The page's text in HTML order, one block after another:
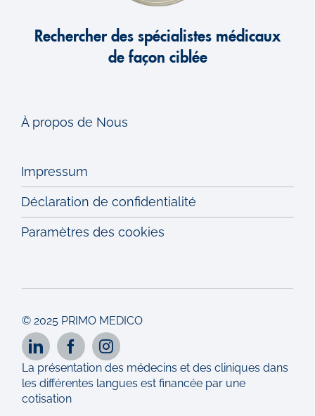
Rechercher des spécialistes médicaux
de façon ciblée
À propos de Nous
Impressum
Déclaration de confidentialité
Paramètres des cookies
© 2025 PRIMO MEDICO
La présentation des médecins et des cliniques dans
les différentes langues est financée par une
cotisation